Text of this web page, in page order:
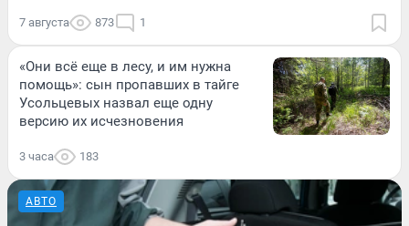
7 августа 873 1
«Они всё еще в лесу, и им нужна
помощь»: сын пропавших в тайге
Усольцевых назвал еще одну
версию их исчезновения
3 часа 183
АВТО